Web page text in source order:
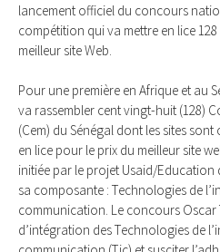
lancement officiel du concours
compétition qui va mettre en lice
meilleur site Web.
Pour une première en Afrique et au
va rassembler cent vingt-huit (128)
(Cem) du Sénégal dont les sites
en lice pour le prix du meilleur site
initiée par le projet Usaid/Education
sa composante : Technologies de
communication. Le concours Oscar
d’intégration des Technologies de